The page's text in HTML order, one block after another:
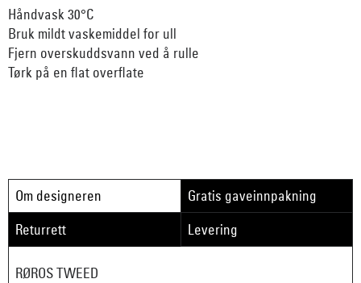
Håndvask 30°C
Bruk mildt vaskemiddel for ull
Fjern overskuddsvann ved å rulle
Tørk på en flat overflate
Om designeren
Gratis gaveinnpakning
Returrett
Levering
RØROS TWEED